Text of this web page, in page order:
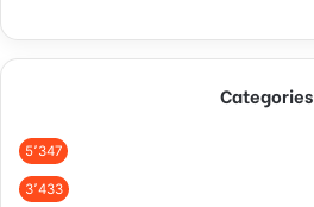
Categories
5٬347
3٬433